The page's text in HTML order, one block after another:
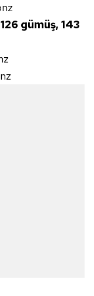
gümüş, 143